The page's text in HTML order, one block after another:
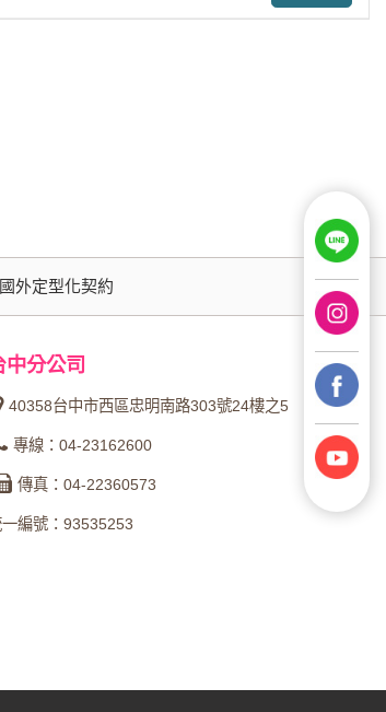
國外定型化契約
中分公司
40358台中市西區忠明南路303號24樓之5
專線：04-23162600
傳真：04-22360573
編號：93535253